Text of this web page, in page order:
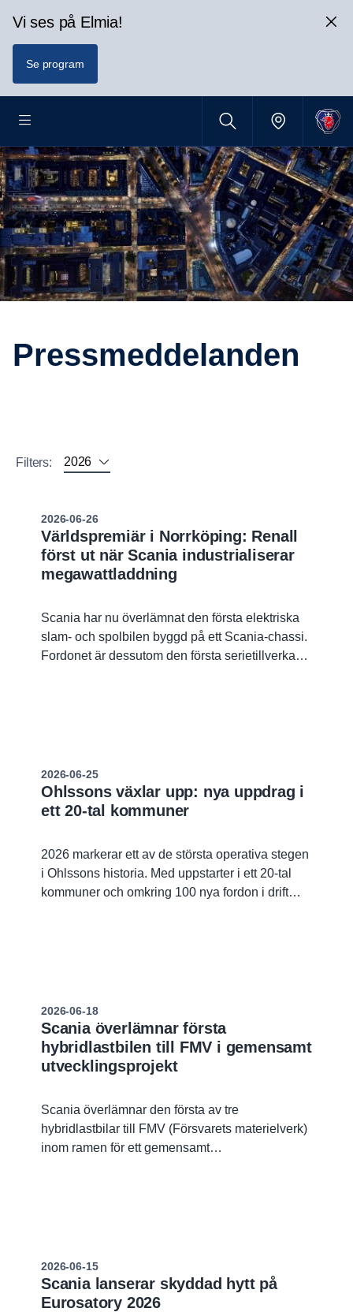
Vi ses på Elmia!
Se program
Press­med­de­landen
Filters: 2026
2026-06-26
Världspremiär i Norrköping: Renall
först ut när Scania industrialiserar
megawattladdning
Scania har nu överlämnat den första elektriska
slam- och spolbilen byggd på ett Scania‑chassi.
Fordonet är dessutom den första serietillverkade
2026-06-25
Ohlssons växlar upp: nya uppdrag i
ett 20-tal kommuner
2026 markerar ett av de största operativa stegen
i Ohlssons historia. Med uppstarter i ett 20-tal
kommuner och omkring 100 nya fordon i drift
2026-06-18
Scania överlämnar första
hybridlastbilen till FMV i gemensamt
utvecklingsprojekt
Scania överlämnar den första av tre
hybridlastbilar till FMV (Försvarets materielverk)
inom ramen för ett gemensamt
2026-06-15
Scania lanserar skyddad hytt på
Eurosatory 2026